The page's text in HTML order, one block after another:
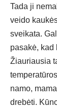
Tada ji
veido
sveikata.
pasakė, kad
Žiauriausia
namo,
drebėti.